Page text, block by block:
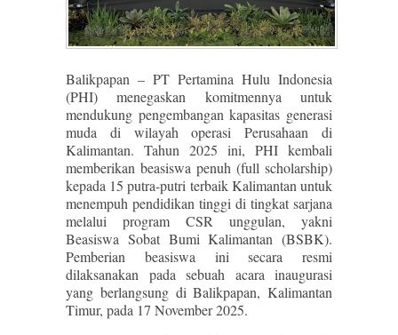
Balikpapan – PT Pertamina Hulu Indonesia
(PHI) menegaskan komitmennya untuk
mendukung pengembangan kapasitas generasi
muda di wilayah operasi Perusahaan di
Kalimantan. Tahun 2025 ini, PHI kembali
memberikan beasiswa penuh (full scholarship)
kepada 15 putra-putri terbaik Kalimantan untuk
menempuh pendidikan tinggi di tingkat sarjana
melalui program CSR unggulan, yakni
Beasiswa Sobat Bumi Kalimantan (BSBK).
Pemberian beasiswa ini secara resmi
dilaksanakan pada sebuah acara inaugurasi
yang berlangsung di Balikpapan, Kalimantan
Timur, pada 17 November 2025.